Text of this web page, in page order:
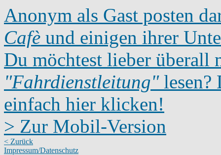
Anonym als Gast posten
Cafè und einigen ihrer
Du möchtest lieber überall
"Fahrdienstleitung"lesen?
einfach hier klicken!
> Zur Mobil-Version
< Zurück
Impressum/Datenschutz